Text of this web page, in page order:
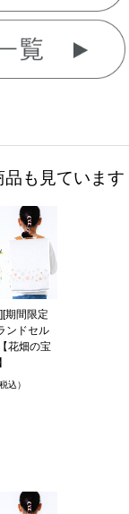
も見ています
期間限定
ンドセル
花畑の宝
込）